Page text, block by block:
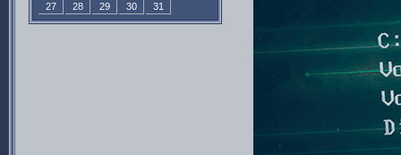
27
28 29 30 31